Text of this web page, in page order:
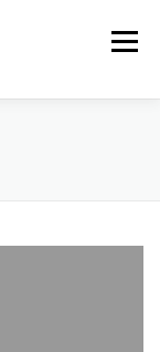
Menü